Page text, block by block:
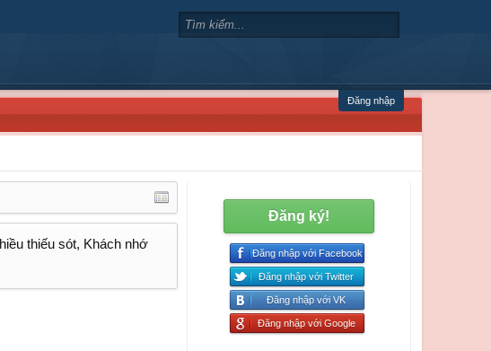
Đăng nhập
thiếu sót, Khách nhớ
Đăng ký!
Đăng nhập với Facebook
Đăng nhập với Twitter
Đăng nhập với VK
Đăng nhập với Google